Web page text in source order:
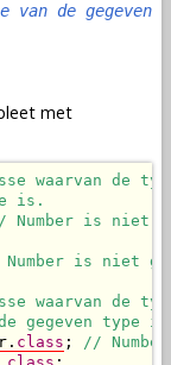
van de gegeven
met
waarvan de
is.
Number is niet
is niet
waarvan de
gegeven type
class ; //